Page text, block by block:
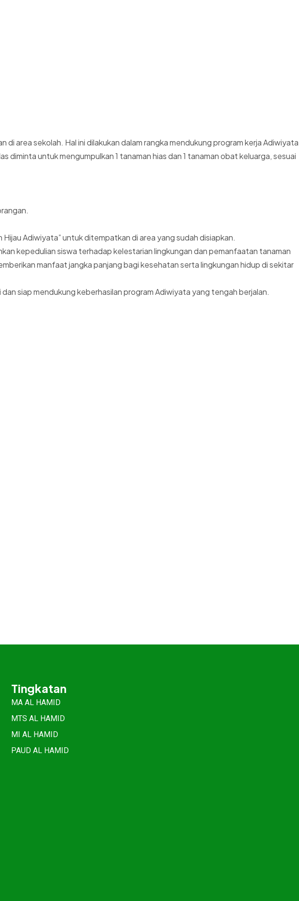
area sekolah. Hal ini dilakukan dalam rangka mendukung program kerja Adiwiyata
diminta untuk mengumpulkan 1 tanaman hias dan 1 tanaman obat keluarga, sesuai
Adiwiyata” untuk ditempatkan di area yang sudah disiapkan.
kepedulian siswa terhadap kelestarian lingkungan dan pemanfaatan tanaman
manfaat jangka panjang bagi kesehatan serta lingkungan hidup di sekitar
siap mendukung keberhasilan program Adiwiyata yang tengah berjalan.
Tingkatan
MA AL HAMID
MTS AL HAMID
MI AL HAMID
PAUD AL HAMID